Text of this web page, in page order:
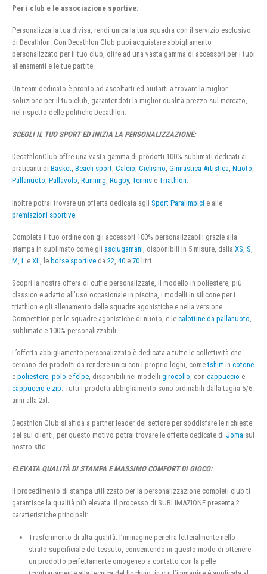
Per i club e le associazione sportive:
Personalizza la tua divisa, rendi unica la tua squadra con il servizio esclusivo
di Decathlon. Con Decathlon Club puoi acquistare abbigliamento
personalizzato per il tuo club, oltre ad una vasta gamma di accessori per i tuoi
allenamenti e le tue partite.
Un team dedicato è pronto ad ascoltarti ed aiutarti a trovare la miglior
soluzione per il tuo club, garantendoti la miglior qualità prezzo sul mercato,
nel rispetto delle politiche Decathlon.
SCEGLI IL TUO SPORT ED INIZIA LA PERSONALIZZAZIONE:
DecathlonClub offre una vasta gamma di prodotti 100% sublimati dedicati ai
praticanti di Basket, Beach sport, Calcio, Ciclismo, Ginnastica Artistica, Nuoto,
Pallanuoto, Pallavolo, Running, Rugby, Tennis e Triathlon.
Inoltre potrai trovare un offerta dedicata agli Sport Paralimpici e alle
premiazioni sportive
Completa il tuo ordine con gli accessori 100% personalizzabili grazie alla
stampa in sublimato come gli asciugamani , disponibili in 5 misure, dalla XS S
M L e XL , le borse sportive da 22 40 e 70 litri.
Scopri la nostra offera di cuffie personalizzate, il modello in poliestere, più
classico e adatto all’uso occasionale in piscina, i modelli in silicone per i
triathlon e gli allenamento delle squadre agonistiche e nella versione
Competition per le squadre agonistiche di nuoto, e le calottine da pallanuoto,
sublimate e 100% personalizzabili
L’offerta abbigliamento personalizzato è dedicata a tutte le collettività che
cercano dei prodotti da rendere unici con i proprio loghi, cometshirt in cotone
e poliestere, polo e felpe, disponibili nei modelli girocollo, con cappuccio e
cappuccio e zip. Tutti i prodotti abbigliamento sono ordinabili dalla taglia 5/6
anni alla 2xl.
Decathlon Club si affida a partner leader del settore per soddisfare le richieste
dei sui clienti, per questo motivo potrai trovare le offerte dedicate di Joma sul
nostro sito.
ELEVATA QUALITÀ DI STAMPA E MASSIMO COMFORT DI GIOCO:
Il procedimento di stampa utilizzato per la personalizzazione completi club ti
garantisce la qualità più elevata. Il processo di SUBLIMAZIONE presenta 2
caratteristiche principali:
Trasferimento di alta qualità: l’immagine penetra letteralmente nello
strato superficiale del tessuto, consentendo in questo modo di ottenere
un prodotto perfettamente omogeneo a contatto con la pelle